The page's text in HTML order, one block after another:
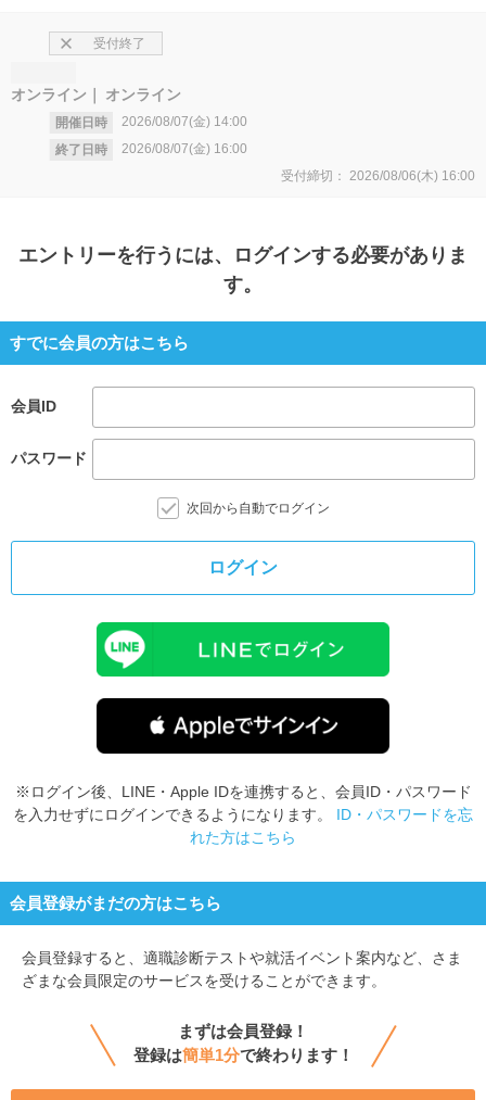
オンライン オンライン
開催日時 2026/08/07(金) 14:00
終了日時
2026/08/07(金) 16:00
受付終了
受付締切： 2026/08/06(木) 16:00
エントリーを行うには、ログインする必要がありま
す。
すでに会員の方はこちら
会員ID
パスワード
次回から自動でログイン
ログイン
※ログイン後、LINE・Apple IDを連携すると、会員ID・パスワード
を入力せずにログインできるようになります。 ID・パスワードを忘
れた方はこちら
会員登録がまだの方はこちら
会員登録すると、 適職診断テストや就活イベント案内など、さま
ざまな会員限定のサービスを受けることができます。
まずは会員登録！
登録は簡単1分で終わります！